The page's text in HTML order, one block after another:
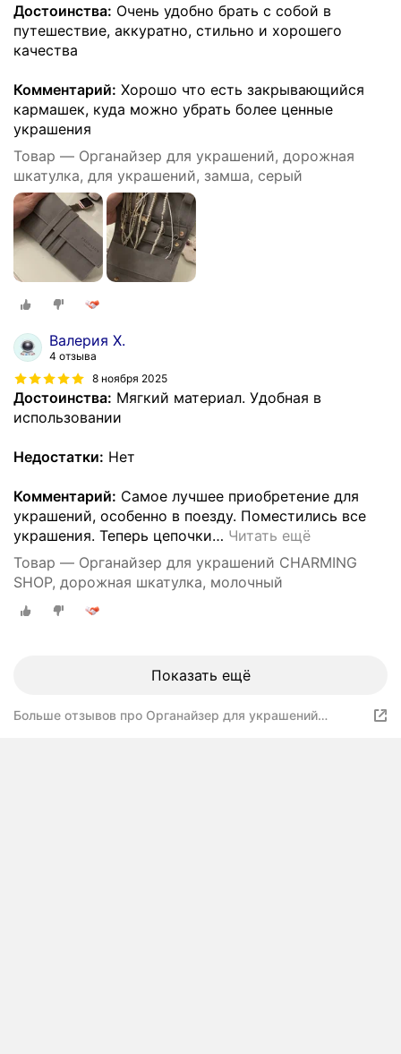
Достоинства: Очень удобно брать с собой в
путешествие, аккуратно, стильно и хорошего
качества
Комментарий: Хорошо что есть закрывающийся
кармашек, куда можно убрать более ценные
украшения
Товар — Органайзер для украшений, дорожная
шкатулка, для украшений, замша, серый
Валерия Х.
4 отзыва
8 ноября 2025
Достоинства: Мягкий материал. Удобная в
использовании
Недостатки: Нет
Комментарий: Самое лучшее приобретение для
украшений, особенно в поезду. Поместились все
украшения. Теперь цепочки… Читать ещё
Товар — Органайзер для украшений CHARMING
SHOP, дорожная шкатулка, молочный
Показать ещё
Больше отзывов про Органайзер для украшений